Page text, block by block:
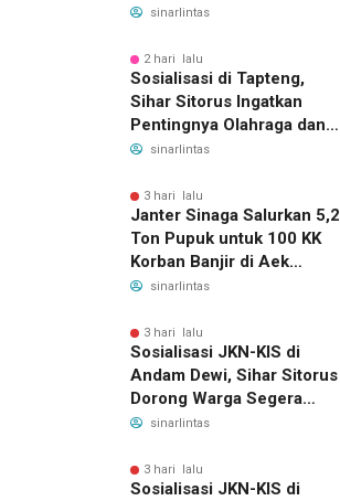
Sahata FC Barus Raih
sinarlintas
2 hari lalu
Sosialisasi di Tapteng,
Sihar Sitorus Ingatkan
Pentingnya Olahraga dan
Deteksi Dini Penyakit
sinarlintas
3 hari lalu
Janter Sinaga Salurkan 5,2
Ton Pupuk untuk 100 KK
Korban Banjir di Aek
Horsik
sinarlintas
3 hari lalu
Sosialisasi JKN-KIS di
Andam Dewi, Sihar Sitorus
Dorong Warga Segera
Daftar BPJS Kesehatan
sinarlintas
3 hari lalu
Sosialisasi JKN-KIS di